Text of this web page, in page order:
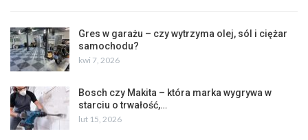
Gres w garażu – czy wytrzyma olej, sól i ciężar
samochodu?
kwi 7, 2026
Bosch czy Makita – która marka wygrywa w
starciu o trwałość,…
lut 15, 2026